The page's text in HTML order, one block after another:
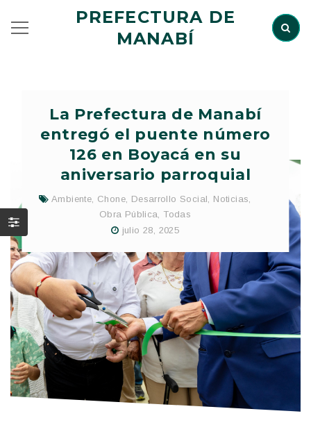
PREFECTURA DE
MANABÍ
La Prefectura de Manabí
entregó el puente número
126 en Boyacá en su
aniversario parroquial
Ambiente, Chone, Desarrollo Social, Noticias,
Obra Pública, Todas
julio 28, 2025